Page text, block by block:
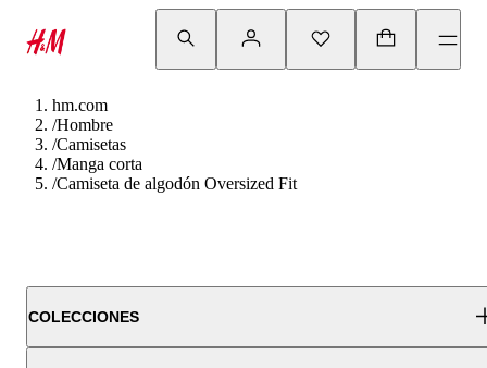
hm.com
/Hombre
/Camisetas
/Manga corta
/Camiseta de algodón Oversized Fit
COLECCIONES